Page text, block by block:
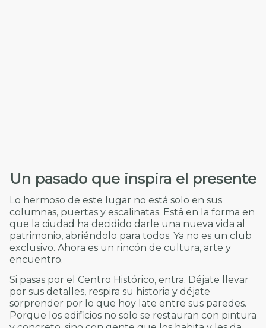
Un pasado que inspira el presente
Lo hermoso de este lugar no está solo en sus
columnas, puertas y escalinatas. Está en la forma en
que la ciudad ha decidido darle una nueva vida al
patrimonio, abriéndolo para todos. Ya no es un club
exclusivo. Ahora es un rincón de cultura, arte y
encuentro.
Si pasas por el Centro Histórico, entra. Déjate llevar
por sus detalles, respira su historia y déjate
sorprender por lo que hoy late entre sus paredes.
Porque los edificios no solo se restauran con pintura